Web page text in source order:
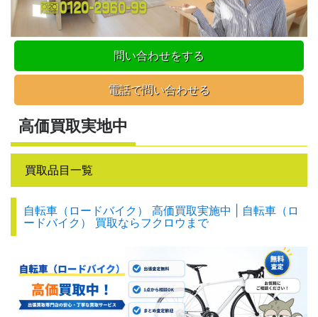
問い合わせをする
電話で問い合わせる
高価買取実地中
買取品目一覧
自転車（ロードバイク） 高価買取実施中 | 自転車（ロ
ードバイク） 買取ならフクロウまで